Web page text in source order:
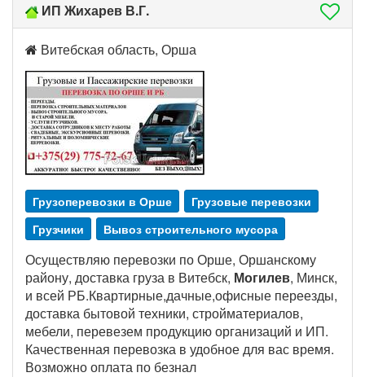
ИП Жихарев В.Г.
Витебская область, Орша
Грузоперевозки в Орше
Грузовые перевозки
Грузчики
Вывоз строительного мусора
Осуществляю перевозки по Орше, Оршанскому
району, доставка груза в Витебск, Могилев, Минск,
и всей РБ.Квартирные,дачные,офисные переезды,
доставка бытовой техники, стройматериалов,
мебели, перевезем продукцию организаций и ИП.
Качественная перевозка в удобное для вас время.
Возможно оплата по безнал